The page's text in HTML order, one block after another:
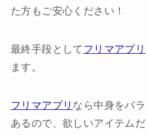
た方もご安心ください！
最終手段として フリマアプリ
ます。
フリマアプリ なら中身をバ
あるので、欲しいアイテム